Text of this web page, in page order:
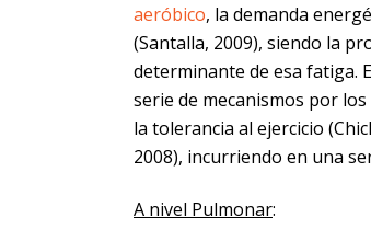
aeróbico, la demanda
(Santalla, 2009), siendo la
determinante de esa fatiga.
serie de mecanismos por
la tolerancia al ejercicio
2008), incurriendo en una
A nivel Pulmonar: